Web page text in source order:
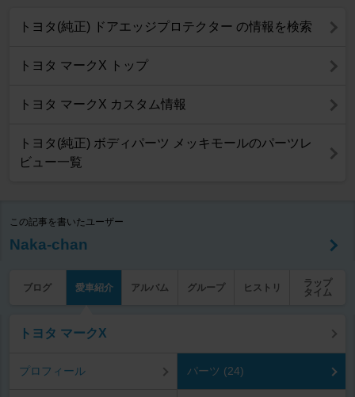
トヨタ(純正) ドアエッジプロテクター の情報を検索
トヨタ マークX トップ
トヨタ マークX カスタム情報
トヨタ(純正) ボディパーツ メッキモールのパーツレ
ビュー一覧
この記事を書いたユーザー
Naka-chan
ブログ 愛車紹介 アルバム グループ ヒストリ
ラップ
タイム
トヨタ マークX
プロフィール パーツ (24)